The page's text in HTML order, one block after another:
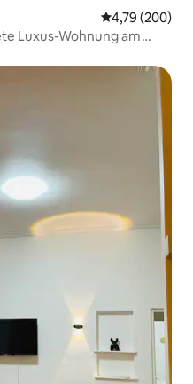
4,79 (200)
Luxus-Wohnung am